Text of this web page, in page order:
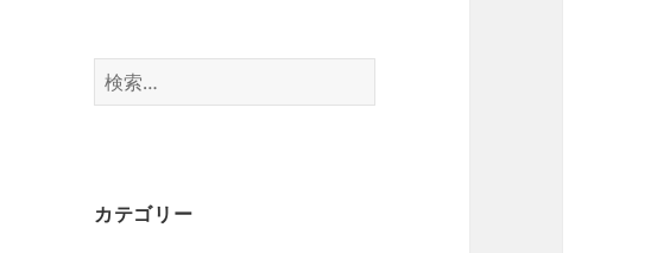
検
索:
カテゴリー